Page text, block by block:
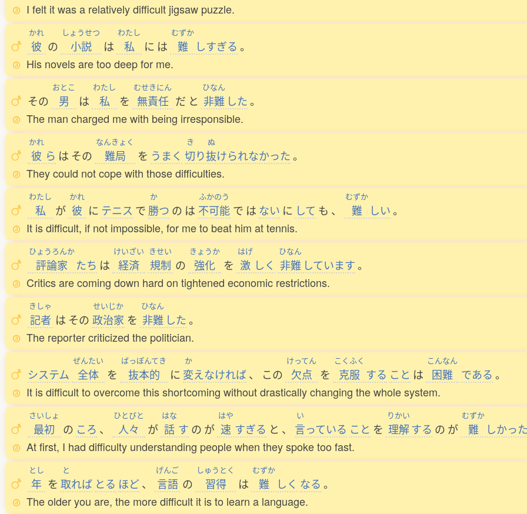
I felt it was a relatively difficult jigsaw puzzle.
かれ
彼 の
しょうせつ
小説 は
わたし
私 に は
むずか
難 しすぎる 。
His novels are too deep for me.
その
おとこ
男 は
わたし
私 を
むせきにん
無責任 だ と
ひなん
非難 した。
The man charged me with being irresponsible.
かれ
彼 ら は その
なんきょく
難局 を うまく
き
切り
ぬ
抜けられなかった。
They could not cope with those difficulties.
わたし
私 が
かれ
彼 に テニス で
か
勝つ の は
ふかのう
不可能 で は ない に して も 、
むずか
難 しい。
It is difficult, if not impossible, for me to beat him at tennis.
ひょうろんか
評論家 たち は
けいざい
経済
きせい
規制 の
きょうか
強化 を
はげ
激 しく
ひなん
非難 しています。
Critics are coming down hard on tightened economic restrictions.
きしゃ
記者 は その
せいじか
政治家 を
ひなん
非難 した。
The reporter criticized the politician.
システム
ぜんたい
全体 を
ばっぽんてき
抜本的 に
か
変えなければ、 この
けってん
欠点 を
こくふく
克服 する こと は
こんなん
困難 である 。
It is difficult to overcome this shortcoming without drastically changing the whole system.
さいしょ
最初 の ころ 、
ひとびと
人々 が
はな
話 す の が
はや
速 すぎる と 、
い
言っている こと を
りかい
理解する の が
むずか
難
しかっ
At first, I had difficulty understanding people when they spoke too fast.
とし
年 を
と
取れば とる ほど、
げんご
言語 の
しゅうとく
習得 は
むずか
難 しく なる 。
The older you are, the more difficult it is to learn a language.